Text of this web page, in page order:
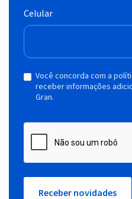
Celular
Você concorda com a
receber informações
Gran.
Receber novidades